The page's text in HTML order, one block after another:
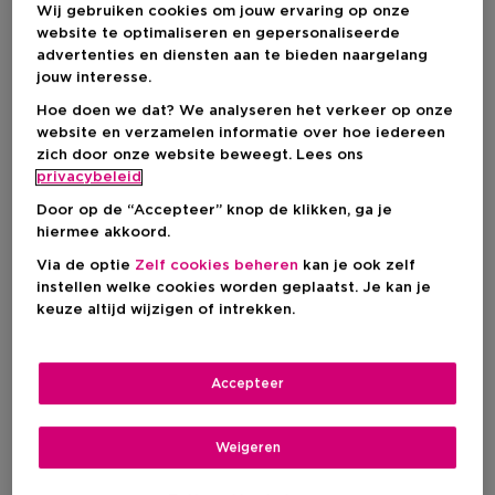
IN WINKELMANDJE
Levering aan huis
Op voorraad
Ophalen in een winkel
Selecteer een winkel
Huidtype Rijpere huid Gecombineerde huid
Onzuivere huid
Behandeling van huidaandoeningen
Anti-ageing Tegen pigmentatie
Wij gebruiken cookies om jouw ervaring op onze
website te optimaliseren en gepersonaliseerde
advertenties en diensten aan te bieden naargelang
jouw interesse.
Hoe doen we dat? We analyseren het verkeer op onze
website en verzamelen informatie over hoe iedereen
zich door onze website beweegt. Lees ons
privacybeleid
Door op de “Accepteer” knop de klikken, ga je
hiermee akkoord.
Via de optie Zelf cookies beheren kan je ook zelf
instellen welke cookies worden geplaatst. Je kan je
keuze altijd wijzigen of intrekken.
Weigeren
Accepteer